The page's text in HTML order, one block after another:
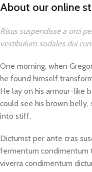
About our online
Risus suspendisse a orci
vestibulum sodales dui
One morning, when
he found himself
He lay on his armour-like
could see his brown belly,
into stiff.
Dictumst per ante cras
fermentum condimentum
viverra condimentum